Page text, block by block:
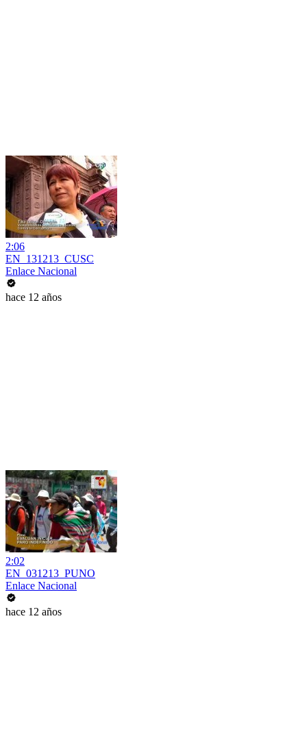
2:06
EN_131213_CUSC
Enlace Nacional
hace 12 años
2:02
EN_031213_PUNO
Enlace Nacional
hace 12 años